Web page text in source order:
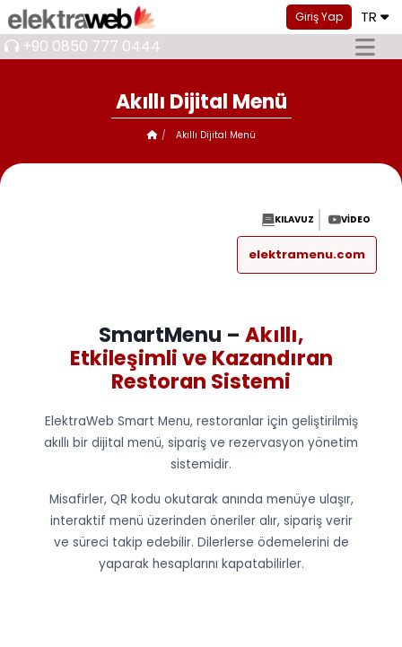
Giriş Yap TR
+90 0850 777 0444
Akıllı Dijital Menü
Akıllı Dijital Menü
KILAVUZ VIDEO
elektramenu.com
SmartMenu – Akıllı,
Etkileşimli ve Kazandıran
Restoran Sistemi
ElektraWeb Smart Menu, restoranlar için geliştirilmiş
akıllı bir dijital menü, sipariş ve rezervasyon yönetim
sistemidir.
Misafirler, QR kodu okutarak anında menüye ulaşır,
interaktif menü üzerinden öneriler alır, sipariş verir
ve süreci takip edebilir. Dilerlerse ödemelerini de
yaparak hesaplarını kapatabilirler.